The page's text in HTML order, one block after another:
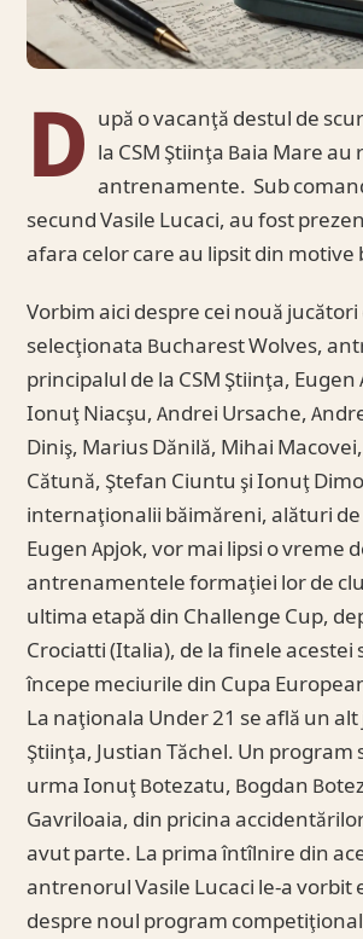
D upă o vacanţă destul de
la CSM Ştiinţa Baia Mare au
antrenamente. Sub
secund Vasile Lucaci, au fost
afara celor care au lipsit din
Vorbim aici despre cei nouă
selecţionata Bucharest Wolves,
principalul de la CSM Ştiinţa, Eugen
Ionuţ Niacşu, Andrei Ursache,
Diniş, Marius Dănilă, Mihai
Cătună, Ştefan Ciuntu şi Ionuţ
internaţionalii băimăreni, alături
Eugen Apjok, vor mai lipsi o vreme
antrenamentele formaţiei lor de
ultima etapă din Challenge Cup,
Crociatti (Italia), de la finele acestei
începe meciurile din Cupa
La naţionala Under 21 se află un alt
Ştiinţa, Justian Tăchel. Un program
urma Ionuţ Botezatu, Bogdan
Gavriloaia, din pricina
avut parte. La prima întîlnire din
antrenorul Vasile Lucaci le-a vorbit
despre noul program